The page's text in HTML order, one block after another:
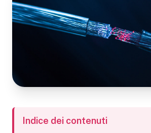
Indice dei contenuti